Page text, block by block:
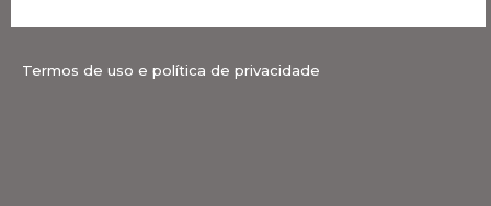
Termos de uso e política de privacidade